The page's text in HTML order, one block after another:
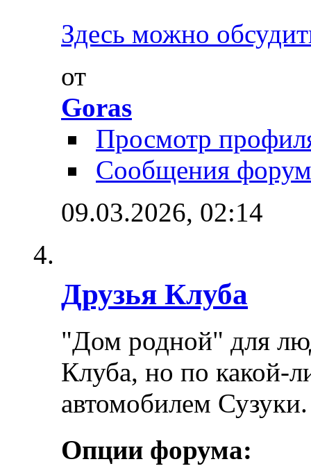
Здесь можно
от
Goras
Просмотр
Сообщения
09.03.2026, 02:14
Друзья Клуба
"Дом родной" для
Клуба, но по какой-
автомобилем Сузуки.
Опции форума: